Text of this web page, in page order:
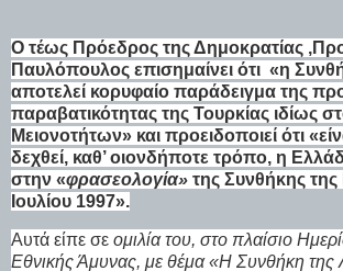
Ο τέως Πρόεδρος της Δημοκρατίας
Παυλόπουλος επισημαίνει ότι «η
αποτελεί κορυφαίο παράδειγμα της
παραβατικότητας της Τουρκίας ιδίως
Μειονοτήτων» και προειδοποιεί ότι
δεχθεί, καθ’ οιονδήποτε τρόπο, η
στην «φρασεολογία» της Συνθήκης
Ιουλίου 1997».
Αυτά είπε σε ομιλία του, στο πλαίσιο
Εθνικής Άμυνας, με θέμα «Η Συνθήκη της